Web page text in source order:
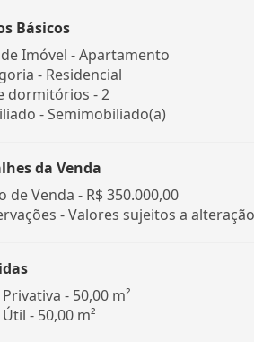
Básicos
Imóvel - Apartamento
- Residencial
dormitórios - 2
- Semimobiliado(a)
da Venda
de Venda - R$ 350.000,00
- Valores sujeitos a alteração
- 50,00 m²
- 50,00 m²